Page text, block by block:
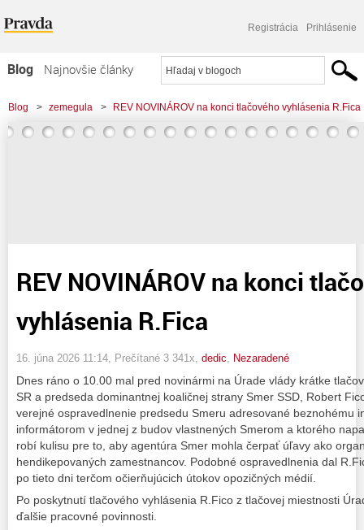
Registrácia Prihlásenie
Blog
Najnovšie články
Najčítanejšie články
Najkomentovanejšie články
Blog > zemegula > REV NOVINÁROV na konci tlačového vyhlásenia R.Fica
REV NOVINÁROV na konci
vyhlásenia R.Fica
16. júna 2026 11:14 , Prečítané 3 341x, dedic Nezaradené
Dnes ráno o 10.00 mal pred novinármi na Úrade vlády krátke
SR a predseda dominantnej koaličnej strany Smer SSD, Robert
verejné ospravedlnenie predsedu Smeru adresované beznohému
informátorom v jednej z budov vlastnených Smerom a ktorého
robí kulisu pre to, aby agentúra Smer mohla čerpať úľavy ako
hendikepovaných zamestnancov. Podobné ospravedlnenia dal
po tieto dni terčom očierňujúcich útokov opozičných médií.
Po poskytnutí tlačového vyhlásenia R.Fico z tlačovej miestnosti
ďalšie pracovné povinnosti.